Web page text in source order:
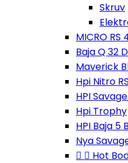
Skruv
MICRO RS
Baja Q 32
Maverick
Hpi Nitro
HPI
Hpi Trophy
HPI Baja 5 B
Nya
  Hot